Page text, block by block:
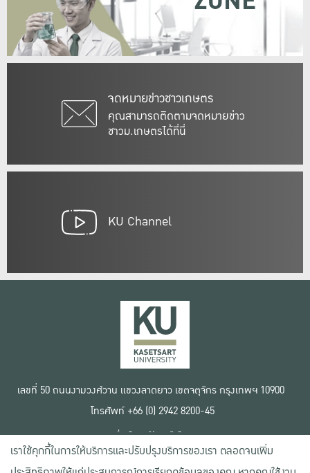
จดหมายข่าวชาวเกษตร
คุณสามารถติดตามจดหมายข่าว
ชาวม.เกษตรได้ที่นี่
KU Channel
เลขที่ 50 ถนนงามวงศ์วาน แขวงลาดยาว เขตจตุจักร กรุงเทพฯ 10900
โทรศัพท์ +66 (0) 2942 8200-45
เงื่อนไขการใช้งานเว็บไซต์
ข้อตกลงด้านสิทธิ์ใช้งาน
นโยบายความเป็นส่วนตัว
เราใช้คุกกี้ในการให้บริการและปรับปรุงบริการของเรา ตลอดจนเพิ่ม